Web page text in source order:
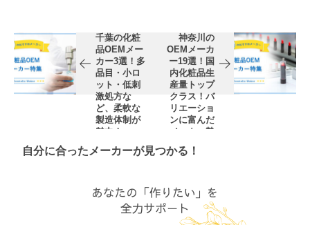
千葉の化粧
品OEMメー
カー3選！多
品目・小ロ
ット・低刺
激処方な
ど、柔軟な
製造体制が
魅力！
神奈川の
OEMメーカ
ー19選！国
内化粧品生
産量トップ
クラス！バ
リエーショ
ンに富んだ
メーカー勢
自分に合ったメーカーが見つかる！